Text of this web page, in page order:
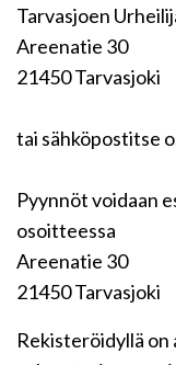
Tarvasjoen
Areenatie 30
21450 Tarvasjoki
tai sähköpostitse
Pyynnöt voidaan
osoitteessa
Areenatie 30
21450 Tarvasjoki
Rekisteröidyllä on